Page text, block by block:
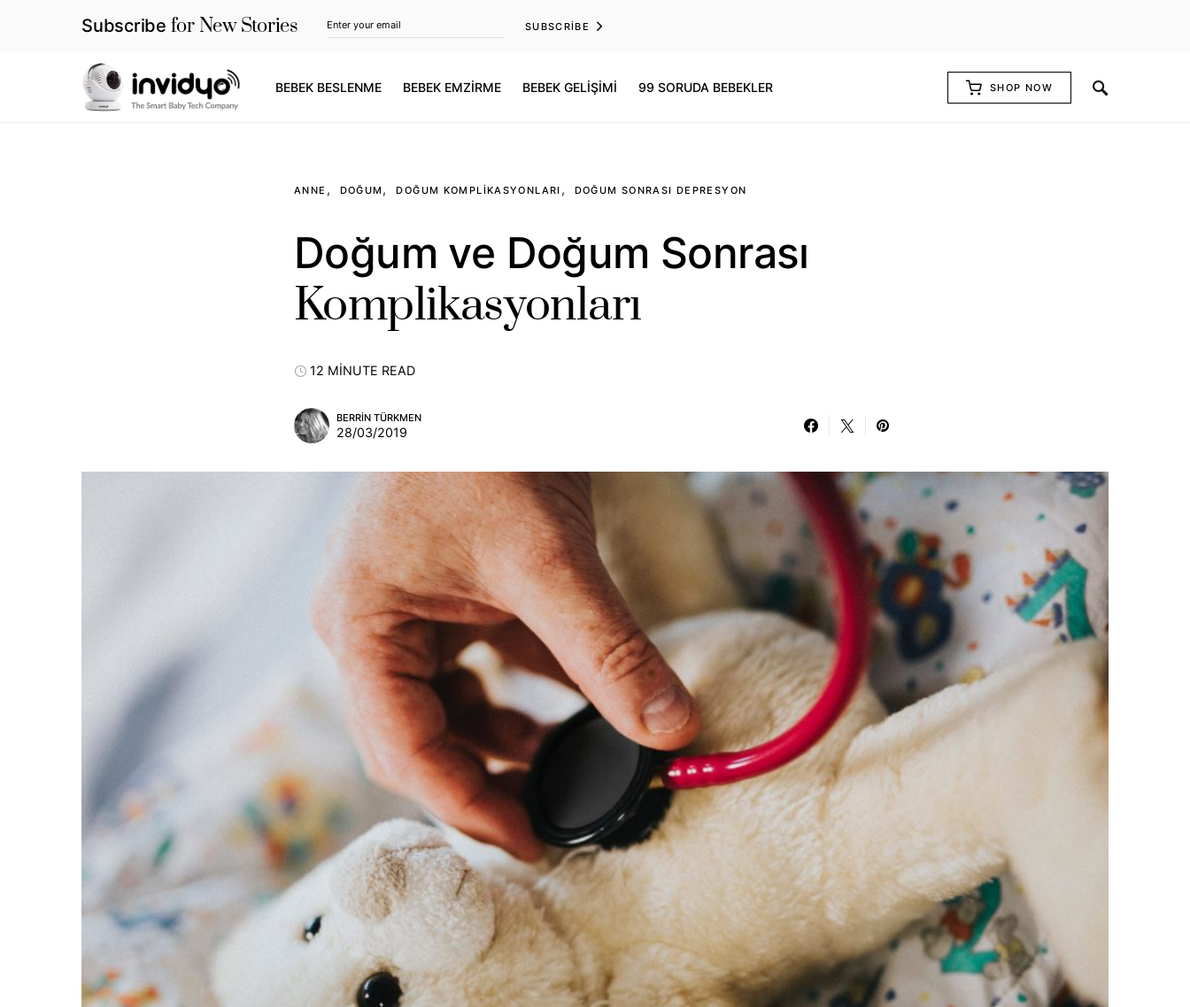
Subscribe for New Stories SUBSCRIBE
BEBEK BESLENME BEBEK EMZİRME BEBEK GELİŞİMİ 99 SORUDA BEBEKLER SHOP NOW
ANNE DOĞUM DOĞUM KOMPLIKASYONLARI DOĞUM SONRASI DEPRESYON
Doğum ve Doğum Sonrası
Komplikasyonları
12 MINUTE READ
BERRIN TÜRKMEN
28/03/2019